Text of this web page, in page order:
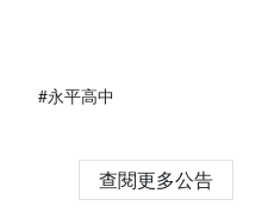
#永平高中
查閱更多公告